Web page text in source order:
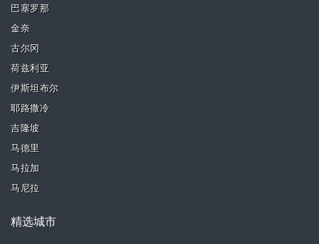
巴塞罗那
金奈
古尔冈
荷兹利亚
伊斯坦布尔
耶路撒冷
吉隆坡
马德里
马拉加
马尼拉
精选城市